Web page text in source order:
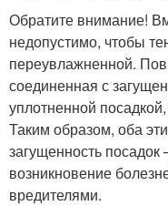
Обратите внимание!
недопустимо, чтобы
переувлажненной.
соединенная с
уплотненной
Таким образом, оба
загущенность
возникновение
вредителями.